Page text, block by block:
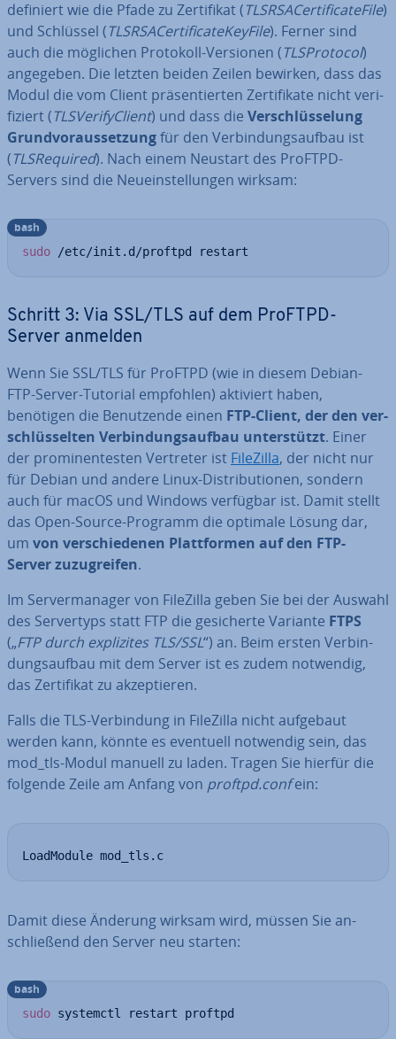
definiert wie die Pfade zu Zer­ti­fi­kat (TLSR­SA­Cer­ti­fi­ca­te­Fi­le)
und Schlüssel (TLSR­SA­Cer­ti­fi­ca­te­Key­Fi­le). Ferner sind
auch die möglichen Protokoll-Versionen (TLS­Pro­to­col)
angegeben. Die letzten beiden Zeilen bewirken, dass das
Modul die vom Client prä­sen­tier­ten Zer­ti­fi­ka­te nicht ve­ri­
fi­ziert (TLS­Ve­ri­f­y­Cli­ent) und dass die Ver­schlüs­se­lung
Grund­vor­aus­set­zungfür den Ver­bin­dungs­auf­bau ist
(TLS­Re­qui­red). Nach einem Neustart des ProFTPD-
Servers sind die Neu­ein­stel­lun­gen wirksam:
sudo /etc/init.d/proftpd restart
bash
Schritt 3: Via SSL/TLS auf dem ProFTPD-
Server anmelden
Wenn Sie SSL/TLS für ProFTPD (wie in diesem Debian-
FTP-Server-Tutorial empfohlen) aktiviert haben,
benötigen die Be­nut­zen­de einen FTP-Client, der den ver­
schlüs­sel­ten Ver­bin­dungs­auf­bau un­ter­stützt. Einer
der pro­mi­nen­tes­ten Vertreter ist FileZilla, der nicht nur
für Debian und andere Linux-Dis­tri­bu­tio­nen, sondern
auch für macOS und Windows verfügbar ist. Damit stellt
das Open-Source-Programm die optimale Lösung dar,
um von ver­schie­de­nen Platt­for­men auf den FTP-
Server zu­zu­grei­fen.
Im Ser­ver­ma­na­ger von FileZilla geben Sie bei der Auswahl
des Ser­ver­typs statt FTP die ge­si­cher­te Variante FTPS
(„FTP durch ex­pli­zi­tes TLS/SSL“) an. Beim ersten Ver­bin­
dungs­auf­bau mit dem Server ist es zudem notwendig,
das Zer­ti­fi­kat zu ak­zep­tie­ren.
Falls die TLS-Ver­bin­dung in FileZilla nicht aufgebaut
werden kann, könnte es eventuell notwendig sein, das
mod_tls-Modul manuell zu laden. Tragen Sie hierfür die
folgende Zeile am Anfang von proftpd.confein:
LoadModule mod_tls.c
Damit diese Änderung wirksam wird, müssen Sie an­
schlie­ßend den Server neu starten:
sudo systemctl restart proftpd
bash